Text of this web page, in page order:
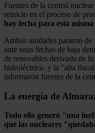
Fuentes de la central
reinicio en el proceso de
hay fecha para esta
Ambas unidades pararon
ante unas fechas de baja
de renovables derivada de
hidroléctrica- y la "alta
informaron fuentes de la
La energía de
Todo ello generó "una
que las nucleares